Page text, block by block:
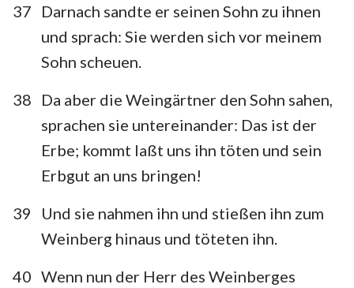
37
Darnach sandte er seinen Sohn zu ihnen
und sprach: Sie werden sich vor meinem
Sohn scheuen.
38
Da aber die Weingärtner den Sohn sahen,
sprachen sie untereinander: Das ist der
Erbe; kommt laßt uns ihn töten und sein
Erbgut an uns bringen!
39
Und sie nahmen ihn und stießen ihn zum
Weinberg hinaus und töteten ihn.
40 Wenn nun der Herr des Weinberges